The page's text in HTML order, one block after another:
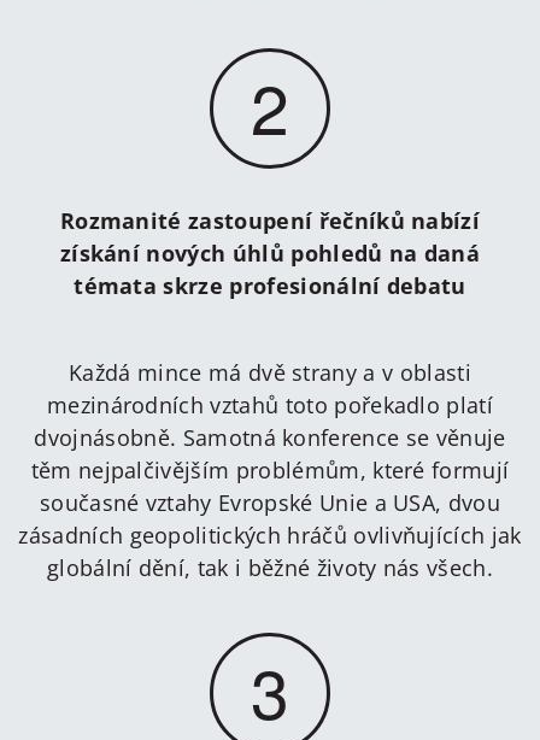
2
Rozmanité zastoupení řečníků nabízí
získání nových úhlů pohledů na daná
témata skrze profesionální debatu
Každá mince má dvě strany a v oblasti
mezinárodních vztahů toto pořekadlo platí
dvojnásobně. Samotná konference se věnuje
těm nejpalčivějším problémům, které formují
současné vztahy Evropské Unie a USA, dvou
zásadních geopolitických hráčů ovlivňujících jak
globální dění, tak i běžné životy nás všech.
3